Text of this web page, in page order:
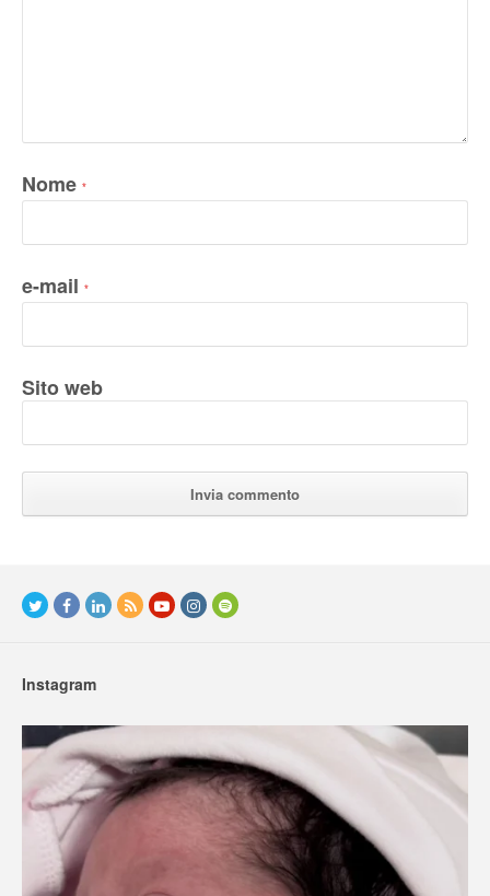
Nome *
e-mail *
Sito web
Instagram